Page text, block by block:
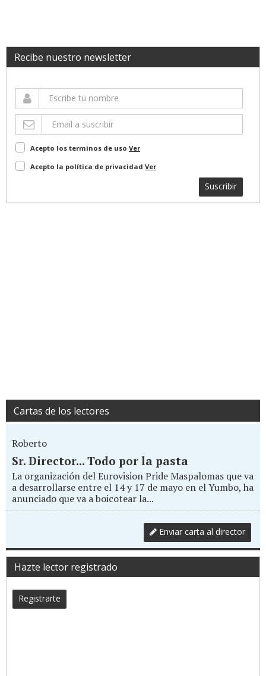
Recibe nuestro newsletter
Acepto los terminos de uso Ver
Acepto la política de privacidad Ver
Suscribir
Cartas de los lectores
Roberto
Sr. Director... Todo por la pasta
La organización del Eurovision Pride Maspalomas que va
a desarrollarse entre el 14 y 17 de mayo en el Yumbo, ha
anunciado que va a boicotear la...
Enviar carta al director
Hazte lector registrado
Registrarte